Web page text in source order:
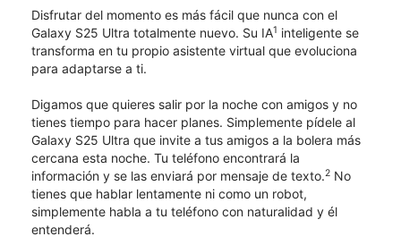
Disfrutar del momento es más fácil que nunca con el
Galaxy S25 Ultra totalmente nuevo. Su IA1 inteligente se
transforma en tu propio asistente virtual que evoluciona
para adaptarse a ti.
Digamos que quieres salir por la noche con amigos y no
tienes tiempo para hacer planes. Simplemente pídele al
Galaxy S25 Ultra que invite a tus amigos a la bolera más
cercana esta noche. Tu teléfono encontrará la
información y se las enviará por mensaje de texto.2 No
tienes que hablar lentamente ni como un robot,
simplemente habla a tu teléfono con naturalidad y él
entenderá.